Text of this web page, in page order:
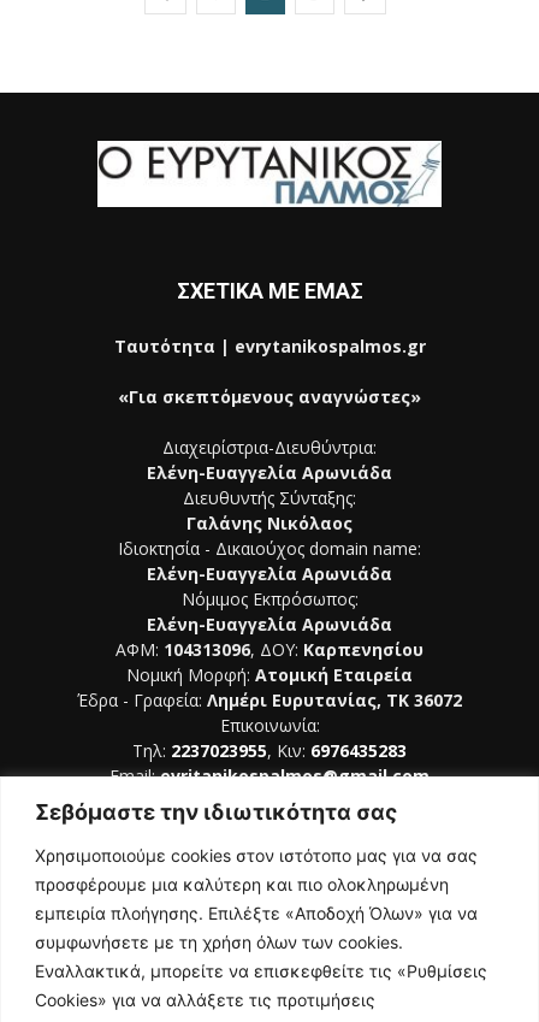
Σεβόμαστε την ιδιωτικότητα σας
Χρησιμοποιούμε cookies στον ιστότοπο μας για να σας
προσφέρουμε μια καλύτερη και πιο ολοκληρωμένη
εμπειρία πλοήγησης. Επιλέξτε «Αποδοχή Όλων» για να
συμφωνήσετε με τη χρήση όλων των cookies.
Εναλλακτικά, μπορείτε να επισκεφθείτε τις «Ρυθμίσεις
Cookies» για να αλλάξετε τις προτιμήσεις
ΣΧΕΤΙΚΑ ΜΕ ΕΜΑΣ
Ταυτότητα | evrytanikospalmos.gr
«Για σκεπτόμενους αναγνώστες»
Διαχειρίστρια-Διευθύντρια:
Ελένη-Ευαγγελία Αρωνιάδα
Διευθυντής Σύνταξης:
Γαλάνης Νικόλαος
Ιδιοκτησία - Δικαιούχος domain name:
Ελένη-Ευαγγελία Αρωνιάδα
Νόμιμος Εκπρόσωπος:
Ελένη-Ευαγγελία Αρωνιάδα
ΑΦΜ: 104313096, ΔΟΥ: Καρπενησίου
Νομική Μορφή: Ατομική Εταιρεία
Έδρα - Γραφεία: Λημέρι Ευρυτανίας, ΤΚ 36072
Επικοινωνία:
Τηλ: 2237023955, Κιν: 6976435283
Email:evritanikospalmos@gmail.com
ΑΚΟΛΟΥΘΗΣΕ ΜΑΣ